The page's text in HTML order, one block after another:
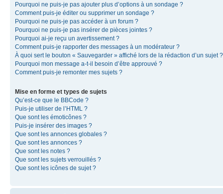
Pourquoi ne puis-je pas ajouter plus d’options à un sondage ?
Comment puis-je éditer ou supprimer un sondage ?
Pourquoi ne puis-je pas accéder à un forum ?
Pourquoi ne puis-je pas insérer de pièces jointes ?
Pourquoi ai-je reçu un avertissement ?
Comment puis-je rapporter des messages à un modérateur ?
À quoi sert le bouton « Sauvegarder » affiché lors de la rédaction d’un sujet ?
Pourquoi mon message a-t-il besoin d’être approuvé ?
Comment puis-je remonter mes sujets ?
Mise en forme et types de sujets
Qu’est-ce que le BBCode ?
Puis-je utiliser de l’HTML ?
Que sont les émoticônes ?
Puis-je insérer des images ?
Que sont les annonces globales ?
Que sont les annonces ?
Que sont les notes ?
Que sont les sujets verrouillés ?
Que sont les icônes de sujet ?